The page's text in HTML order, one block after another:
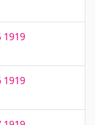
1919
1919